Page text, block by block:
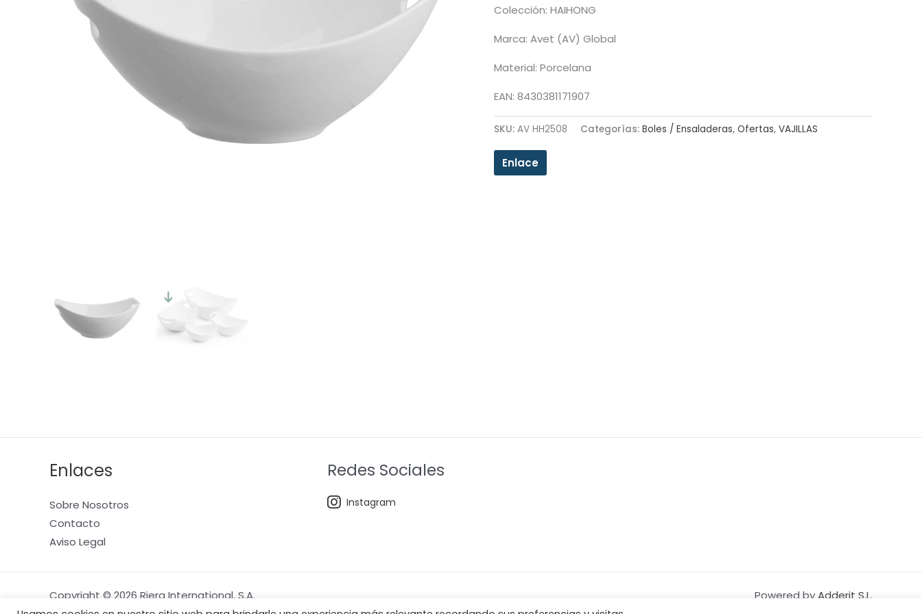
Colección: HAIHONG
Marca: Avet (AV) Global
Material: Porcelana
EAN: 8430381171907
SKU: AV HH2508 Categorías: Boles / Ensaladeras, Ofertas, VAJILLAS
Enlace
Enlaces
Sobre Nosotros
Contacto
Aviso Legal
Redes Sociales
Instagram
Copyright © 2026 Riera International, S.A. Powered by Adderit S.L.